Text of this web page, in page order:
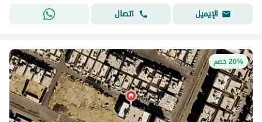
الإيميل
اتصال
20% خصم